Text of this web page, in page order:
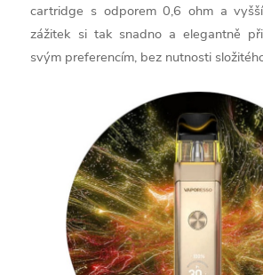
cartridge s odporem 0,6 ohm a
zážitek si tak snadno a elegantně
svým preferencím, bez nutnosti